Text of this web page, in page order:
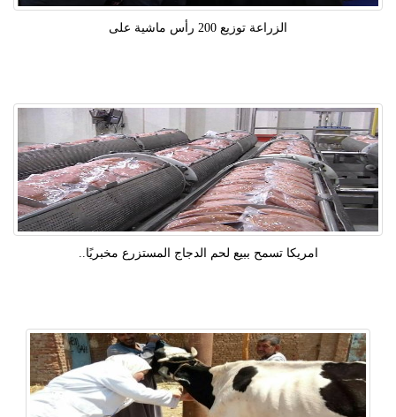
الزراعة توزيع 200 رأس ماشية على
امريكا تسمح ببيع لحم الدجاج المستزرع مخبريًا..